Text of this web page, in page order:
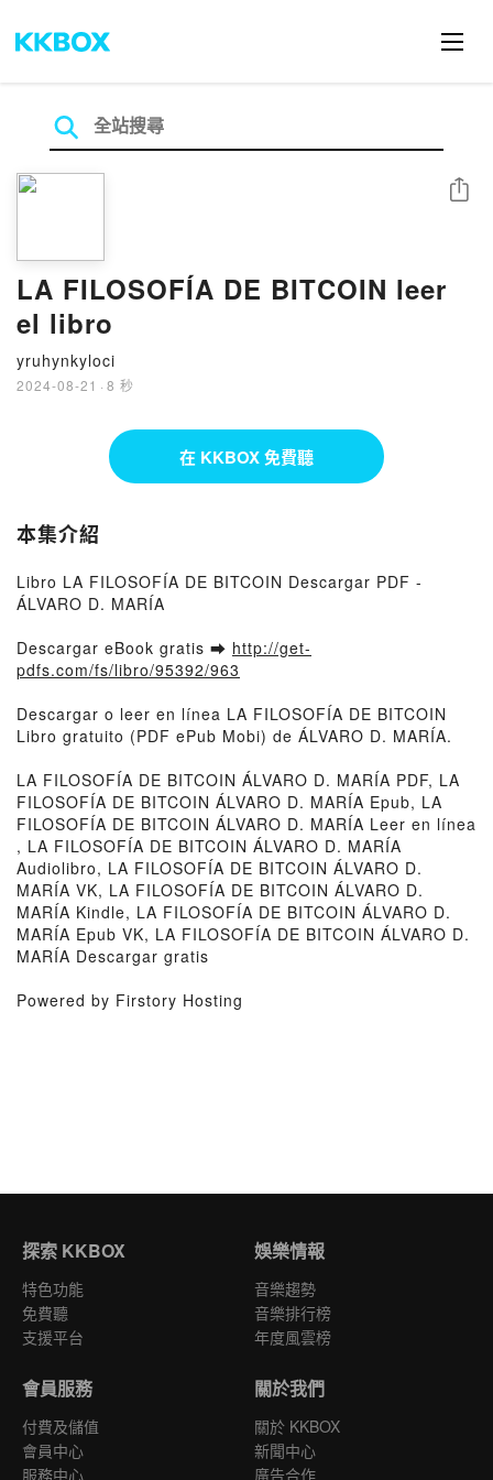
LA FILOSOFÍA DE BITCOIN leer
el libro
yruhynkyloci
2024-08-21 · 8 秒
分享
在 KKBOX 免費聽
本集介紹
Libro LA FILOSOFÍA DE BITCOIN Descargar PDF -
ÁLVARO D. MARÍA
Descargar eBook gratis ➡ http://get-
pdfs.com/fs/libro/95392/963
Descargar o leer en línea LA FILOSOFÍA DE BITCOIN
Libro gratuito (PDF ePub Mobi) de ÁLVARO D. MARÍA.
LA FILOSOFÍA DE BITCOIN ÁLVARO D. MARÍA PDF, LA
FILOSOFÍA DE BITCOIN ÁLVARO D. MARÍA Epub, LA
FILOSOFÍA DE BITCOIN ÁLVARO D. MARÍA Leer en línea
, LA FILOSOFÍA DE BITCOIN ÁLVARO D. MARÍA
Audiolibro, LA FILOSOFÍA DE BITCOIN ÁLVARO D.
MARÍA VK, LA FILOSOFÍA DE BITCOIN ÁLVARO D.
MARÍA Kindle, LA FILOSOFÍA DE BITCOIN ÁLVARO D.
MARÍA Epub VK, LA FILOSOFÍA DE BITCOIN ÁLVARO D.
MARÍA Descargar gratis
Powered by Firstory Hosting
探索 KKBOX
特色功能
免費聽
支援平台
娛樂情報
音樂趨勢
音樂排行榜
年度風雲榜
會員服務
付費及儲值
會員中心
服務中心
關於我們
關於 KKBOX
新聞中心
廣告合作